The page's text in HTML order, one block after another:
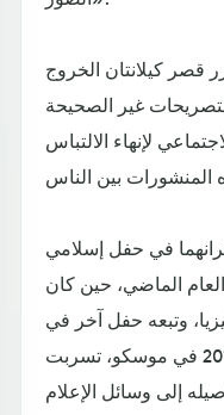
قصر كيلانتان الخروج
غير الصحيحة
لإنهاء الالتباس
في حفل إسلامي
من العام الماضي، حين كان
وتبعه حفل آخر في
نوفمبر/تشرين الثاني عام 2018 في موسكو، تسربت